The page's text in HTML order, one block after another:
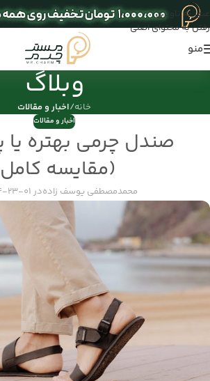
عبور به ناوبری
رفتن به محتوای اصلی
منو
وبلاگ
خانه/اخبار و مقالات
اخبار و مقالات
صندل چرمی بهتره یا
(مقایسه
محمدمصطفی یوسف زادهدر 01-23-1404